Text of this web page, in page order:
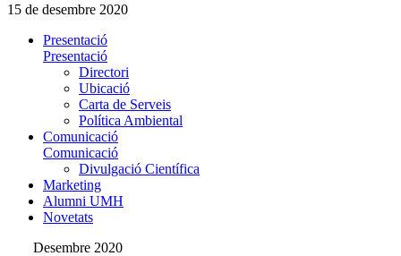
15 de desembre 2020
Presentació
Presentació
Directori
Ubicació
Carta de Serveis
Política Ambiental
Comunicació
Comunicació
Divulgació Científica
Marketing
Alumni UMH
Novetats
Desembre 2020